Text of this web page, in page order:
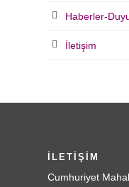
Haberler-
İletişim
İLETİŞİM
Cumhuriyet